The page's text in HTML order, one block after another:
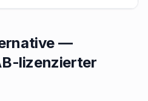
—
lizenzierter